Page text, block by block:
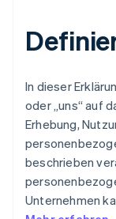
In dieser
oder „uns“ auf
Erhebung,
beschrieben
Unternehmen